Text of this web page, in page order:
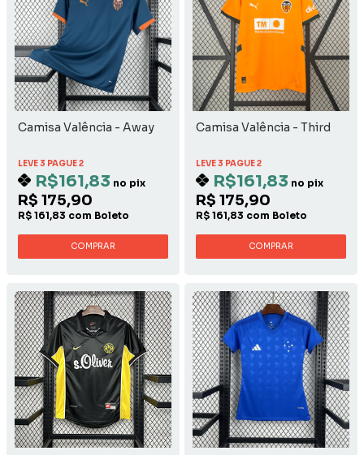
Camisa Valência - Away
LEVE 3 PAGUE 2
R$161,83 no pix
R$ 175,90
R$ 161,83 com Boleto
COMPRAR
Camisa Valência - Third
LEVE 3 PAGUE 2
R$161,83 no pix
R$ 175,90
R$ 161,83 com Boleto
COMPRAR